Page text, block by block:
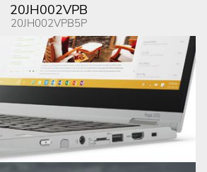
20JH002VPB
20JH002VPB5P